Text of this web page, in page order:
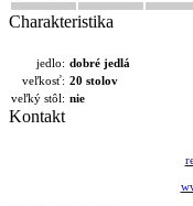
Charakteristika
jedlo: dobré jedlá
veľkosť: 20 stolov
veľký stôl: nie
Kontakt